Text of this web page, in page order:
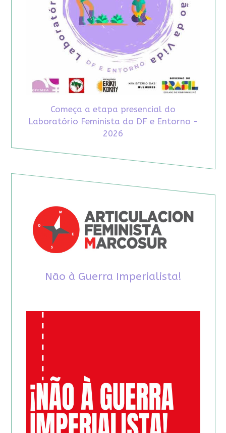
Começa a etapa presencial do
Laboratório Feminista do DF e Entorno -
2026
Não à Guerra Imperialista!